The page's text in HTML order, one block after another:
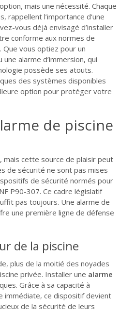
mais une nécessité. Chaque
rappellent l’importance d’une
vous déjà envisagé d’installer
conforme aux normes de
vous optiez pour un
alarme d’immersion, qui
possède ses atouts.
des systèmes disponibles
option pour protéger votre
de piscine
mais cette source de plaisir peut
de sécurité ne sont pas mises
de sécurité normés pour
P90-307. Ce cadre législatif
pas toujours. Une alarme de
une première ligne de défense
de la piscine
plus de la moitié des noyades
privée. Installer une alarme
Grâce à sa capacité à
ce dispositif devient
de la sécurité de leurs